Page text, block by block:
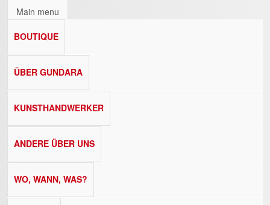
Main menu
BOUTIQUE
ÜBER GUNDARA
KUNSTHANDWERKER
ANDERE ÜBER UNS
WO, WANN, WAS?